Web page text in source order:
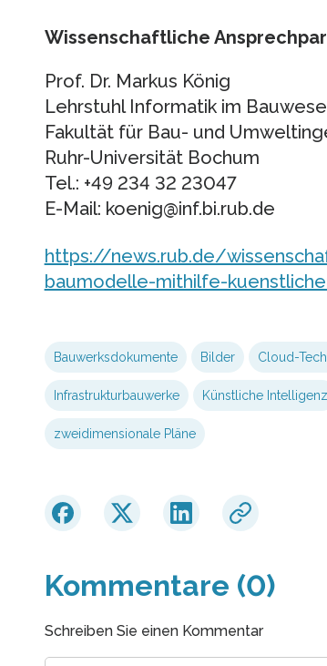
Wissenschaftliche
Prof. Dr. Markus König
Lehrstuhl Informatik im
Fakultät für Bau- und
Ruhr-Universität Bochum
Tel.: +49 234 32 23047
E-Mail: koenig@inf.bi.rub.de
https://news.rub.de/
baumodelle-mithilfe-
Bauwerksdokumente Bilder Cloud-
Infrastrukturbauwerke Künstliche Intelligenz
zweidimensionale Pläne
Kommentare (0)
Schreiben Sie einen Kommentar